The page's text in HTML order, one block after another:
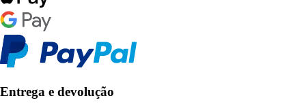
Entrega e devolução